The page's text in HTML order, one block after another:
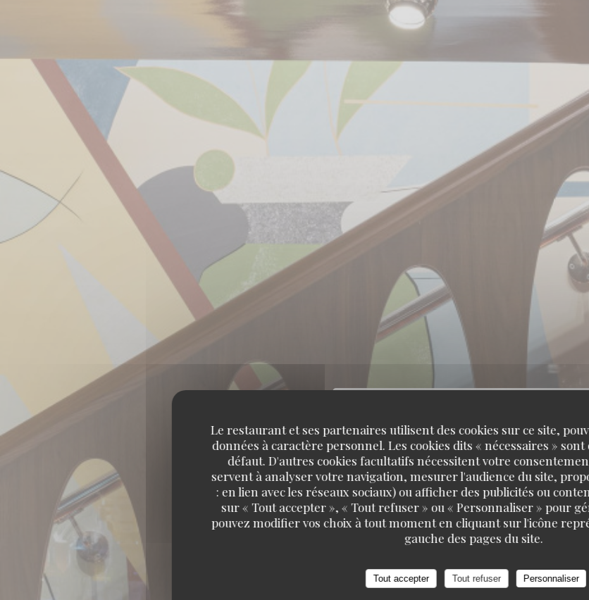
Le restaurant et ses partenaires utilisent des cookies sur ce site,
données à caractère personnel. Les cookies dits « nécessaires »
défaut. D'autres cookies facultatifs nécessitent votre
servent à analyser votre navigation, mesurer l'audience du site,
: en lien avec les réseaux sociaux) ou afficher des publicités ou
sur « Tout accepter », « Tout refuser » ou « Personnaliser » pour
pouvez modifier vos choix à tout moment en cliquant sur l'icône
gauche des pages du site.
Tout accepter Tout refuser Personnaliser